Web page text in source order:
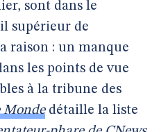
sont dans le
supérieur de
raison : un manque
les points de vue
à la tribune des
Mondedétaille la liste